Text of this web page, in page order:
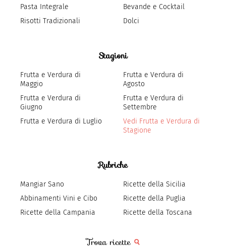
Pasta Integrale
Risotti Tradizionali
Bevande e Cocktail
Dolci
Stagioni
Frutta e Verdura di
Maggio
Frutta e Verdura di
Giugno
Frutta e Verdura di Luglio
Frutta e Verdura di
Agosto
Frutta e Verdura di
Settembre
Vedi Frutta e Verdura di
Stagione
Rubriche
Mangiar Sano
Abbinamenti Vini e Cibo
Ricette della Campania
Ricette della Sicilia
Ricette della Puglia
Ricette della Toscana
Trova ricette